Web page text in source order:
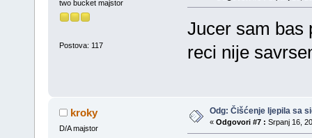
two bucket majstor
Postova: 117
Jucer sam bas
reci nije
kroky
D/A majstor
Odg: Čišćenje ljepila sa
« Odgovori #7 : Srpanj 16,